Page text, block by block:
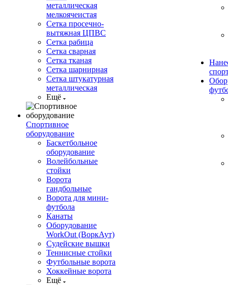
металлическая
мелкоячеистая
Сетка просечно-
вытяжная ЦПВС
Сетка рабица
Сетка сварная
Сетка тканая
Сетка шарнирная
Сетка штукатурная
металлическая
Ещё
Спортивное
оборудование
Баскетбольное
оборудование
Волейбольные
стойки
Ворота
гандбольные
Ворота для мини-
футбола
Канаты
Оборудование
WorkOut (ВоркАут)
Судейские вышки
Теннисные стойки
Футбольные ворота
Хоккейные ворота
Ещё